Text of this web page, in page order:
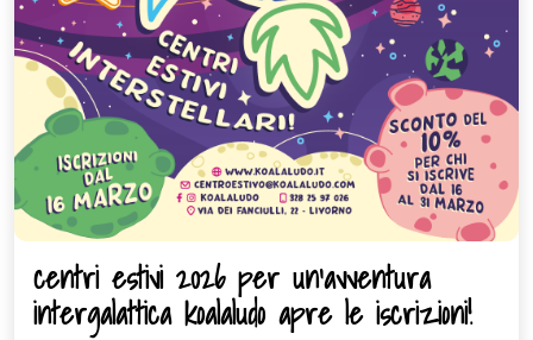
centri estivi 2026 per un’avventura
intergalattica koalaludo apre le iscrizioni!centri